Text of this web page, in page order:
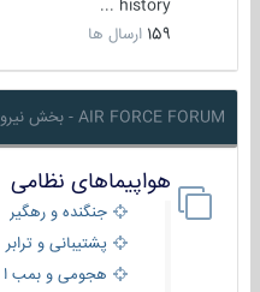
history ...
159 ارسال ها
AIR FORCE FORUM - بخش نیروی هوایی
هواپیماهای نظامی
جنگنده و رهگیر
پشتیبانی و ترابری
هجومی و بمب افکن